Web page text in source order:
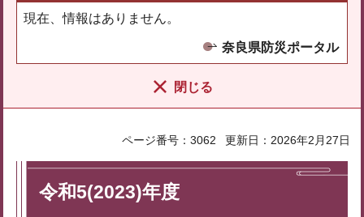
現在、情報はありません。
奈良県防災ポータル
閉じる
ページ番号：3062 更新日：2026年2月27日
令和5(2023)年度